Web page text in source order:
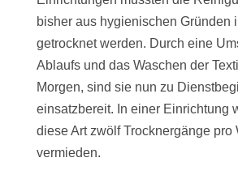
bisher aus hygienischen Gründen
getrocknet werden. Durch eine
Ablaufs und das Waschen der
Morgen, sind sie nun zu
einsatzbereit. In einer Einrichtung
diese Art zwölf Trocknergänge pro
vermieden.